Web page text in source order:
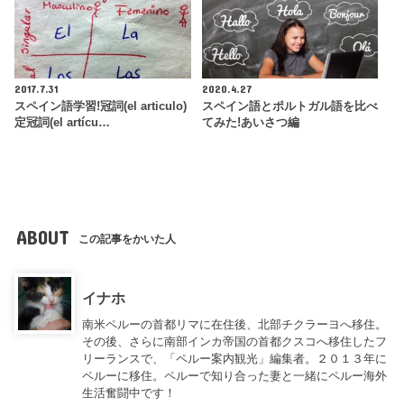
2017.7.31
スペイン語学習!冠詞(el articulo)
定冠詞(el artícu…
2020.4.27
スペイン語とポルトガル語を比べ
てみた!あいさつ編
ABOUT この記事をかいた人
イナホ
南米ペルーの首都リマに在住後、北部チクラーヨへ移住。
その後、さらに南部インカ帝国の首都クスコへ移住したフ
リーランスで、「ペルー案内観光」編集者。２０１３年に
ペルーに移住。ペルーで知り合った妻と一緒にペルー海外
生活奮闘中です！